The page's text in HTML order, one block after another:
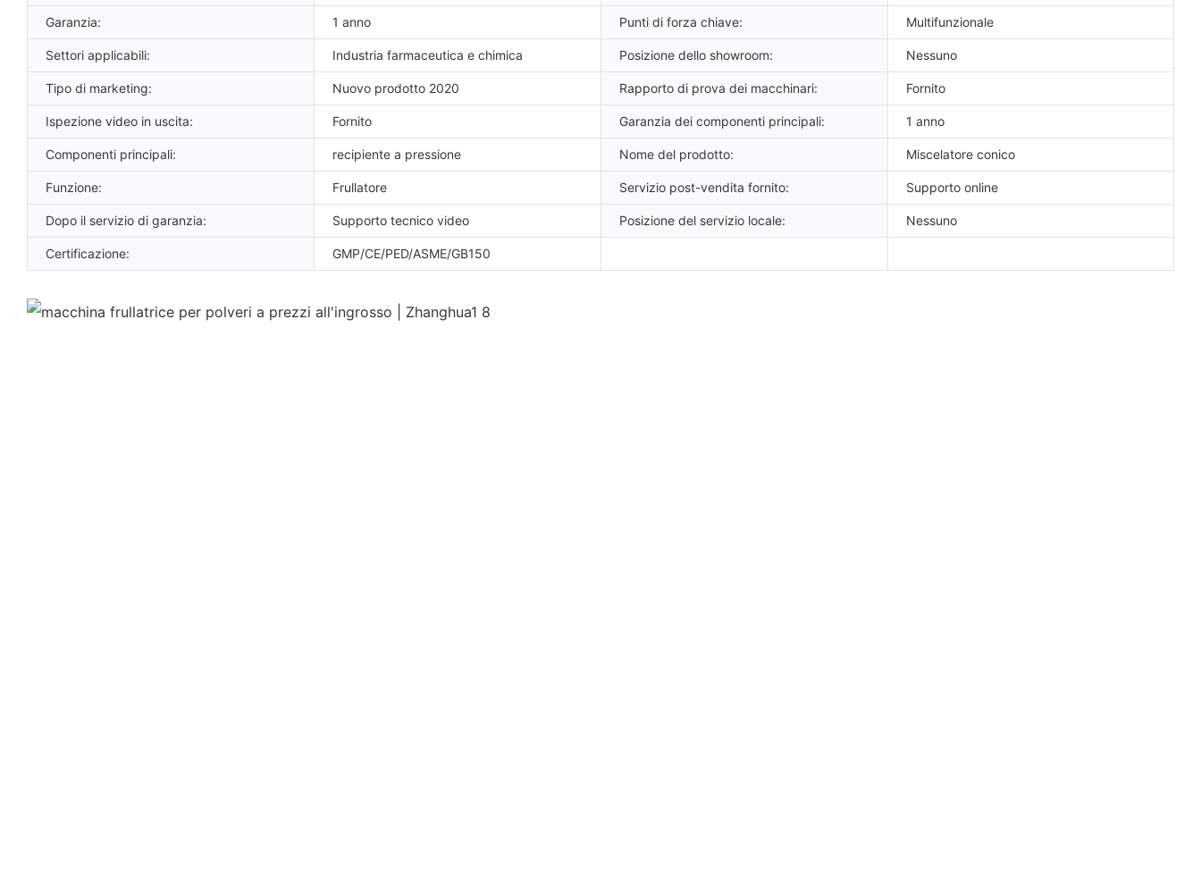
Garanzia: 1 anno Punti di forza chiave: Multifunzionale
Settori applicabili: Industria farmaceutica e chimica Posizione dello showroom: Nessuno
Tipo di marketing: Nuovo prodotto 2020 Rapporto di prova dei macchinari: Fornito
Ispezione video in uscita: Fornito Garanzia dei componenti principali: 1 anno
Componenti principali: recipiente a pressione Nome del prodotto: Miscelatore conico
Funzione: Frullatore Servizio post-vendita fornito: Supporto online
Dopo il servizio di garanzia: Supporto tecnico video Posizione del servizio locale: Nessuno
Certificazione: GMP/CE/PED/ASME/GB150